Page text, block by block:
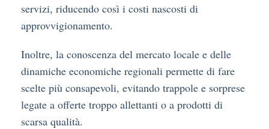
servizi, riducendo così i costi nascosti di
approvvigionamento.
Inoltre, la conoscenza del mercato locale e delle
dinamiche economiche regionali permette di fare
scelte più consapevoli, evitando trappole e sorprese
legate a offerte troppo allettanti o a prodotti di
scarsa qualità.